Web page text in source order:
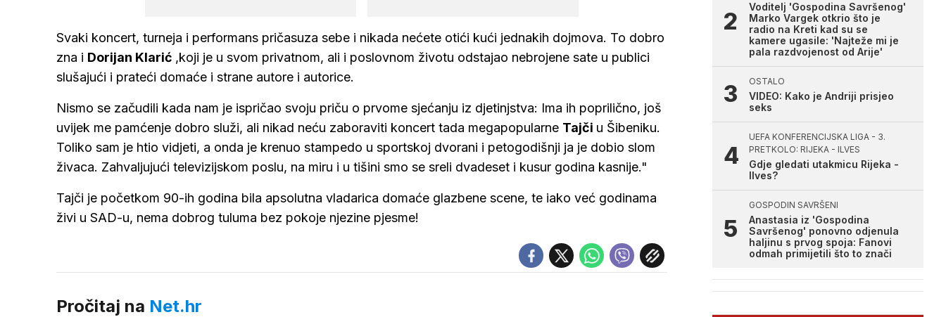
Svaki koncert, turneja i performans pričasuza sebe i nikada nećete otići kući jednakih dojmova. To dobro
zna i Dorijan Klarić ,koji je u svom privatnom, ali i poslovnom životu odstajao nebrojene sate u publici
slušajući i prateći domaće i strane autore i autorice.
Nismo se začudili kada nam je ispričao svoju priču o prvome sjećanju iz djetinjstva: Ima ih poprilično, još
uvijek me pamćenje dobro služi, ali nikad neću zaboraviti koncert tada megapopularne Tajči u Šibeniku.
Toliko sam je htio vidjeti, a onda je krenuo stampedo u sportskoj dvorani i petogodišnji ja je dobio slom
živaca. Zahvaljujući televizijskom poslu, na miru i u tišini smo se sreli dvadeset i kusur godina kasnije."
Tajči je početkom 90-ih godina bila apsolutna vladarica domaće glazbene scene, te iako već godinama
živi u SAD-u, nema dobrog tuluma bez pokoje njezine pjesme!
Pročitaj na Net.hr
Voditelj 'Gospodina Savršenog'
Marko Vargek otkrio što je
radio na Kreti kad su se
kamere ugasile: 'Najteže mi je
pala razdvojenost od Arije'
OSTALO
VIDEO: Kako je Andriji prisjeo
seks
UEFA KONFERENCIJSKA LIGA - 3.
PRETKOLO: RIJEKA - ILVES
Gdje gledati utakmicu Rijeka -
Ilves?
GOSPODIN SAVRŠENI
Anastasia iz 'Gospodina
Savršenog' ponovno odjenula
haljinu s prvog spoja: Fanovi
odmah primijetili što to znači